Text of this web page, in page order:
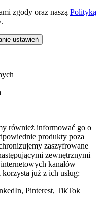
zgody oraz naszą Polityką
ustawień
również informować go o
produkty poza
zaszyfrowane
zewnętrznymi
kanałów
już z ich usług:
Pinterest, TikTok